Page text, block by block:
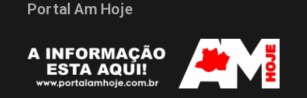
Portal Am Hoje